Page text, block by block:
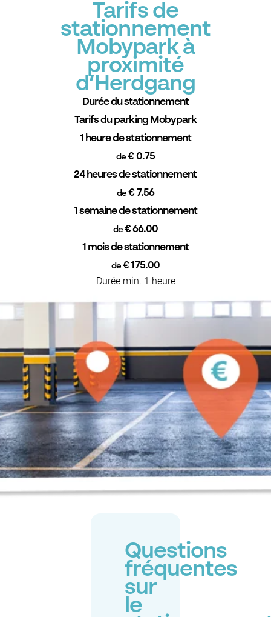
Tarifs de
stationnement
Mobypark à
proximité
d’Herdgang
Durée du stationnement
Tarifs du parking Mobypark
1 heure de stationnement
de € 0.75
24 heures de stationnement
de € 7.56
1 semaine de stationnement
de€ 66.00
1 mois de stationnement
de € 175.00
Durée min. 1 heure
Questions
fréquentes
sur
le